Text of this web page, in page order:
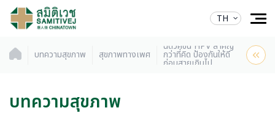
TH
บทความสุขภาพ สุขภาพทางเพศ
ฉีดวัคซีน HPV สำคัญ
กว่าที่คิด ป้องกันให้ดี
ก่อนสายเกินไป
บทความสุขภาพ